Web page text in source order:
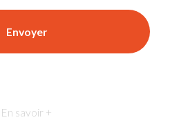
En savoir +